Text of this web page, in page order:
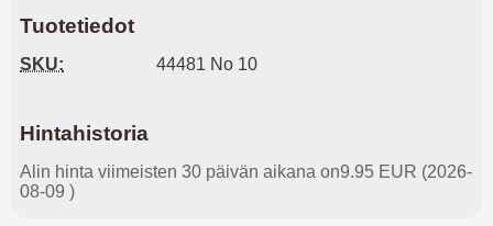
Tuotetiedot
SKU: 44481 No 10
Hintahistoria
Alin hinta viimeisten 30 päivän aikana on9.95 EUR (2026-
08-09 )